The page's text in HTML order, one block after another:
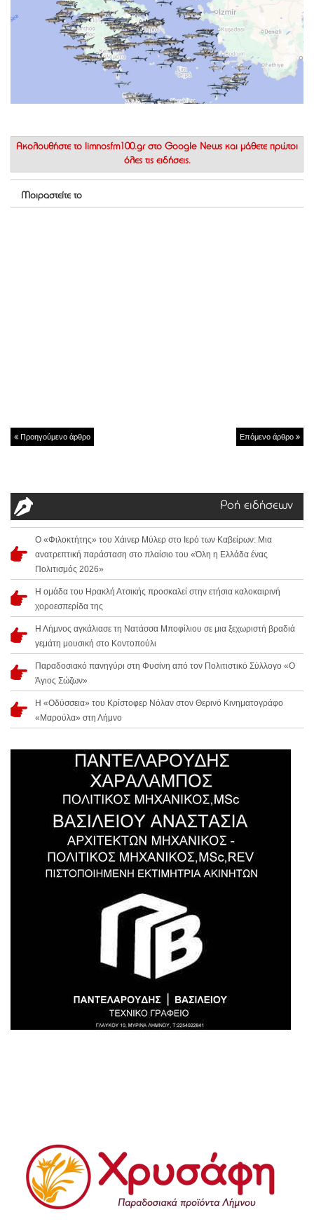
Ακολουθήστε το limnosfm100.gr στο Google News και μάθετε πρώτοι
όλες τις ειδήσεις.
Μοιραστείτε το
Προηγούμενο άρθρο Επόμενο άρθρο
Ροή ειδήσεων
Ο «Φιλοκτήτης» του Χάινερ Μύλερ στο Ιερό των Καβείρων: Μια
ανατρεπτική παράσταση στο πλαίσιο του «Όλη η Ελλάδα ένας
Πολιτισμός 2026»
Η ομάδα του Ηρακλή Ατσικής προσκαλεί στην ετήσια καλοκαιρινή
χοροεσπερίδα της
Η Λήμνος αγκάλιασε τη Νατάσσα Μποφίλιου σε μια ξεχωριστή βραδιά
γεμάτη μουσική στο Κοντοπούλι
Παραδοσιακό πανηγύρι στη Φυσίνη από τον Πολιτιστικό Σύλλογο «Ο
Άγιος Σώζων»
Η «Οδύσσεια» του Κρίστοφερ Νόλαν στον Θερινό Κινηματογράφο
«Μαρούλα» στη Λήμνο